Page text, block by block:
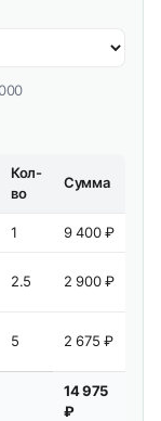
Кол-
во
Сумма
1 9 400 ₽
2.5 2 900 ₽
5 2 675 ₽
14 975
₽